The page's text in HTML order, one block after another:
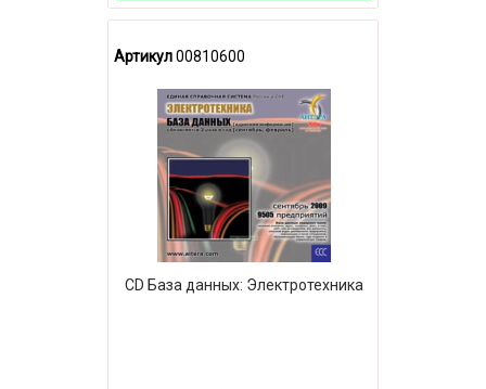
Артикул00810600
CD База данных: Электротехника